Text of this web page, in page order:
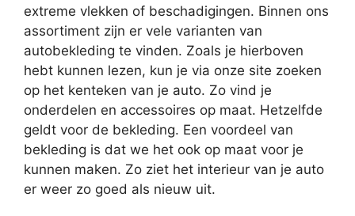
extreme vlekken of beschadigingen. Binnen ons
assortiment zijn er vele varianten van
autobekleding te vinden. Zoals je hierboven
hebt kunnen lezen, kun je via onze site zoeken
op het kenteken van je auto. Zo vind je
onderdelen en accessoires op maat. Hetzelfde
geldt voor de bekleding. Een voordeel van
bekleding is dat we het ook op maat voor je
kunnen maken. Zo ziet het interieur van je auto
er weer zo goed als nieuw uit.